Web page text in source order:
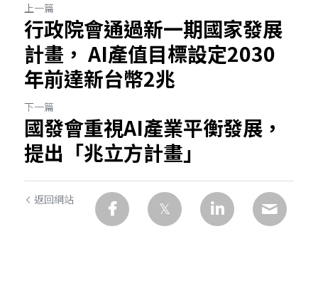
上一篇
行政院會通過新一期國家發展
計畫， AI產值目標設定2030
年前達新台幣2兆
下一篇
國發會重視AI產業平衡發展，
提出「兆立方計畫」
返回網站